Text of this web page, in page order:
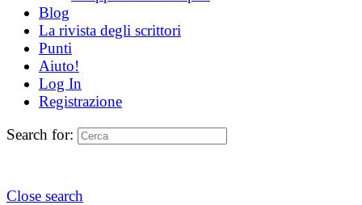
Blog
La rivista degli scrittori
Punti
Aiuto!
Log In
Registrazione
Search for:
Close search